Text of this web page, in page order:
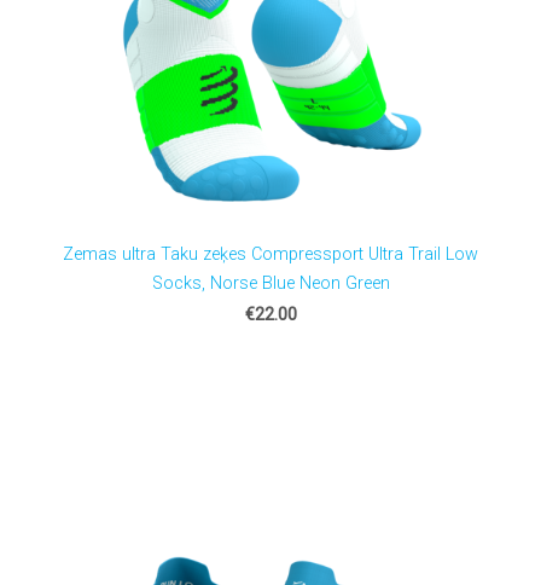
Zemas ultra Taku zeķes Compressport Ultra Trail Low
Socks, Norse Blue Neon Green
€22.00